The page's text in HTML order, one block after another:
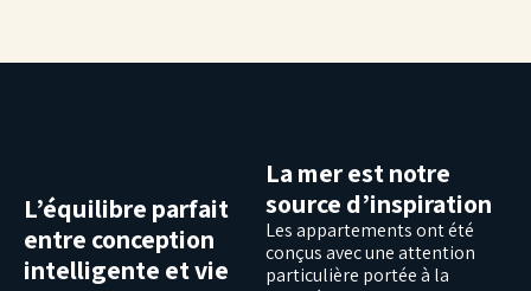
La mer est notre
source d’inspiration
Les appartements ont été
conçus avec une attention
particulière portée à la
L’équilibre parfait
entre conception
intelligente et vie